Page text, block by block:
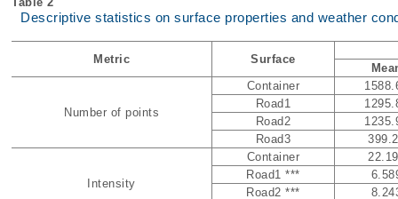
Descriptive statistics on surface properties and weather
Metric Surface
Number of points
Container
Road1
Road2
Road3
Intensity
Container
Road1 ***
Road2 ***